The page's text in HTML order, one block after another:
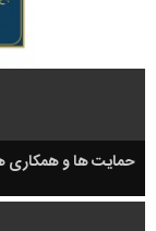
حمایت ها و همکاری